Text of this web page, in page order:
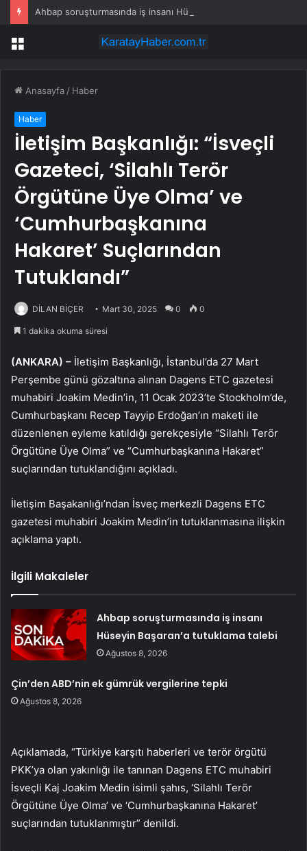
Menü
Anasayfa / Haber
Haber
İletişim Başkanlığı: “İsveçli
Gazeteci, ‘Silahlı Terör
Örgütüne Üye Olma’ ve
‘Cumhurbaşkanına
Hakaret’ Suçlarından
Tutuklandı”
DİLAN BİÇER Mart 30, 2025 0 0
1 dakika okuma süresi
(ANKARA) – İletişim Başkanlığı, İstanbul’da 27 Mart
Perşembe günü gözaltına alınan Dagens ETC gazetesi
muhabiri Joakim Medin’in, 11 Ocak 2023’te Stockholm’de,
Cumhurbaşkanı Recep Tayyip Erdoğan’ın maketi ile
düzenlenen eyleme katıldığı gerekçesiyle “Silahlı Terör
Örgütüne Üye Olma” ve “Cumhurbaşkanına Hakaret”
suçlarından tutuklandığını açıkladı.
İletişim Başakanlığı’ndan İsveç merkezli Dagens ETC
gazetesi muhabiri Joakim Medin’in tutuklanmasına ilişkin
açıklama yaptı.
İlgili Makaleler
Ahbap soruşturmasında iş insanı
Hüseyin Başaran’a tutuklama talebi
Ağustos 8, 2026
Çin’den ABD’nin ek gümrük vergilerine tepki
Ağustos 8, 2026
Açıklamada, “Türkiye karşıtı haberleri ve terör örgütü
PKK’ya olan yakınlığı ile tanınan Dagens ETC muhabiri
İsveçli Kaj Joakim Medin isimli şahıs, ‘Silahlı Terör
Örgütüne Üye Olma’ ve ‘Cumhurbaşkanına Hakaret’
suçlarından tutuklanmıştır” denildi.